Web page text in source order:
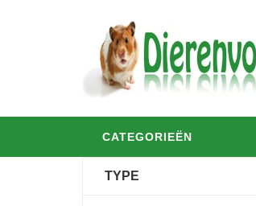
CATEGORIEËN
TYPE